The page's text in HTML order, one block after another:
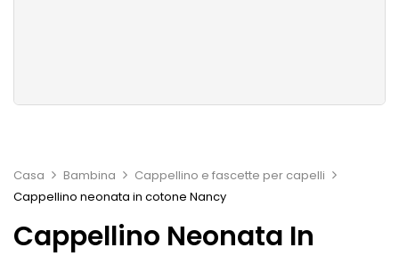
Casa Bambina
Cappellino e fascette per capelli
Cappellino neonata in cotone Nancy
Cappellino Neonata In